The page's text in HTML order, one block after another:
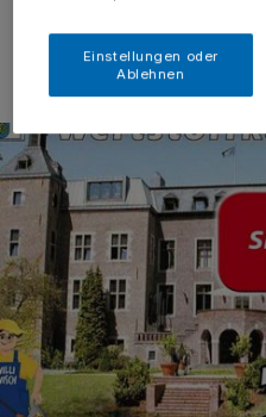
Einstellungen oder
Ablehnen